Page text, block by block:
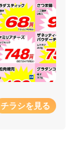
チラシを見る